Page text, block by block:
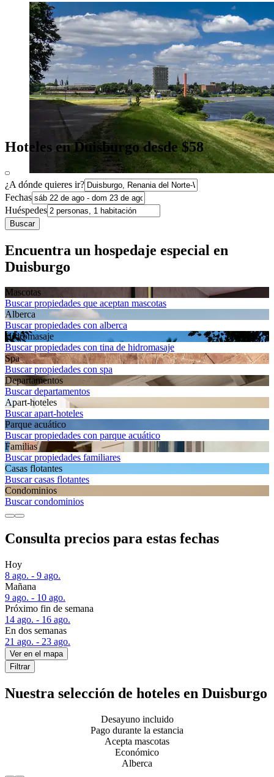
Hoteles en Duisburgo desde $58
¿A dónde quieres ir?
Fechas
Huéspedes
Buscar
Encuentra un hospedaje especial en
Duisburgo
Mascotas
Buscar propiedades que aceptan mascotas
Alberca
Buscar propiedades con alberca
Hidromasaje
Buscar propiedades con tina de hidromasaje
Spa
Buscar propiedades con spa
Departa­mentos
Buscar departamentos
Apart-hoteles
Buscar apart-hoteles
Parque acuático
Buscar propiedades con parque acuático
Familias
Buscar propiedades familiares
Casas flotantes
Buscar casas flotantes
Condominios
Buscar condominios
Consulta precios para estas fechas
Hoy
8 ago. - 9 ago.
Mañana
9 ago. - 10 ago.
Próximo fin de semana
14 ago. - 16 ago.
En dos semanas
21 ago. - 23 ago.
Ver en el mapa
Filtrar
Nuestra selección de hoteles en Duisburgo
Desayuno incluido
Pago durante la estancia
Acepta mascotas
Económico
Alberca